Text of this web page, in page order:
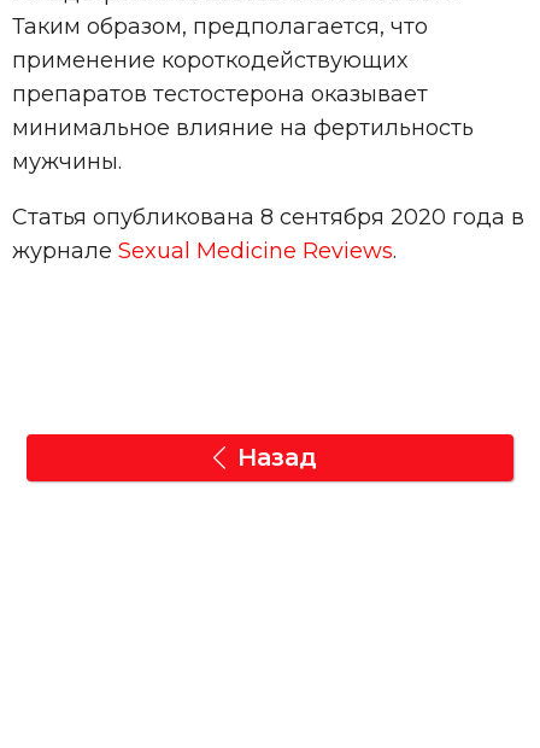
Таким образом, предполагается, что
применение короткодействующих
препаратов тестостерона оказывает
минимальное влияние на фертильность
мужчины.
Статья опубликована 8 сентября 2020 года в
журнале Sexual Medicine Reviews.
Назад